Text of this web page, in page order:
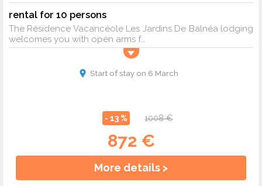
rental for 10 persons
The Résidence Vacancéole Les Jardins De Balnéa lodging
welcomes you with open arms f...
Start of stay on 6 March
- 13 % 1008 €
872 €
More details >